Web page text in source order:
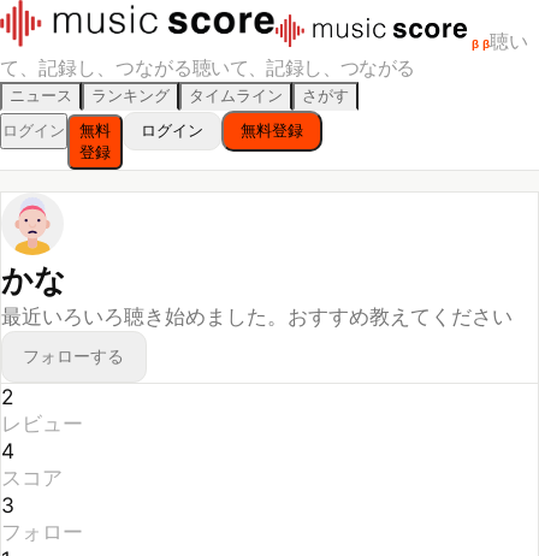
β β聴い
て、記録し、つながる聴いて、記録し、つながる
ニュース ランキング タイムライン
さがす
ログイン
無料
登録
ログイン 無料登録
かな
最近いろいろ聴き始めました。おすすめ教えてください
フォローする
レビュー
4
スコア
3
フォロー
1
フォロワー